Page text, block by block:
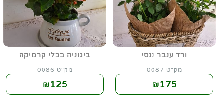
ורד ענבר ננסי
מק"ט 0087
₪175
ביגוניה בכלי קרמיקה
מק"ט 0086
₪125